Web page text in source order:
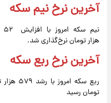
آخرین نرخ نیم سکه
هزار تومان نرخ‌گذاری شد.
آخرین نرخ ربع سکه
تومان رسید